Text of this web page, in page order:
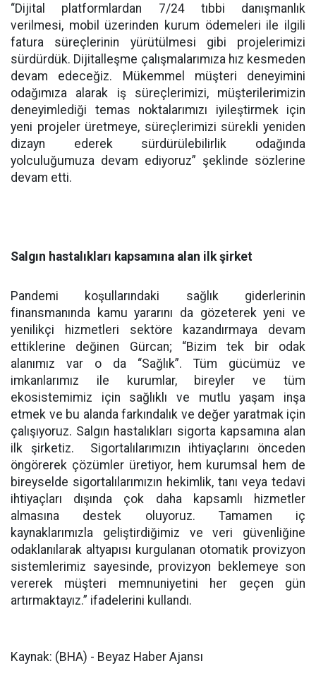
“Dijital platformlardan 7/24 tıbbi danışmanlık
verilmesi, mobil üzerinden kurum ödemeleri ile ilgili
fatura süreçlerinin yürütülmesi gibi projelerimizi
sürdürdük. Dijitalleşme çalışmalarımıza hız kesmeden
devam edeceğiz. Mükemmel müşteri deneyimini
odağımıza alarak iş süreçlerimizi, müşterilerimizin
deneyimlediği temas noktalarımızı iyileştirmek için
yeni projeler üretmeye, süreçlerimizi sürekli yeniden
dizayn ederek sürdürülebilirlik odağında
yolculuğumuza devam ediyoruz” şeklinde sözlerine
devam etti.
Salgın hastalıkları kapsamına alan ilk şirket
Pandemi koşullarındaki sağlık giderlerinin
finansmanında kamu yararını da gözeterek yeni ve
yenilikçi hizmetleri sektöre kazandırmaya devam
ettiklerine değinen Gürcan; “Bizim tek bir odak
alanımız var o da “Sağlık”. Tüm gücümüz ve
imkanlarımız ile kurumlar, bireyler ve tüm
ekosistemimiz için sağlıklı ve mutlu yaşam inşa
etmek ve bu alanda farkındalık ve değer yaratmak için
çalışıyoruz. Salgın hastalıkları sigorta kapsamına alan
ilk şirketiz. Sigortalılarımızın ihtiyaçlarını önceden
öngörerek çözümler üretiyor, hem kurumsal hem de
bireyselde sigortalılarımızın hekimlik, tanı veya tedavi
ihtiyaçları dışında çok daha kapsamlı hizmetler
almasına destek oluyoruz. Tamamen iç
kaynaklarımızla geliştirdiğimiz ve veri güvenliğine
odaklanılarak altyapısı kurgulanan otomatik provizyon
sistemlerimiz sayesinde, provizyon beklemeye son
vererek müşteri memnuniyetini her geçen gün
artırmaktayız.” ifadelerini kullandı.
Kaynak: (BHA) - Beyaz Haber Ajansı